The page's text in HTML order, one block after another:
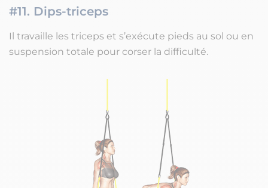
#11. Dips-triceps
Il travaille les triceps et s’exécute pieds au sol ou en
suspension totale pour corser la difficulté.